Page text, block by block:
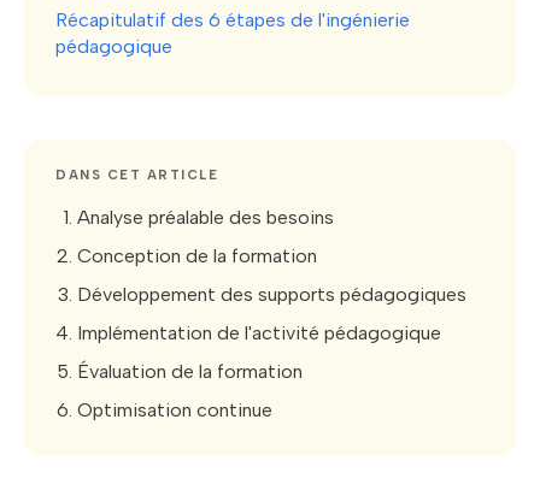
Récapitulatif des 6 étapes de l'ingénierie
pédagogique
DANS CET ARTICLE
Analyse préalable des besoins
Conception de la formation
Développement des supports pédagogiques
Implémentation de l'activité pédagogique
Évaluation de la formation
Optimisation continue